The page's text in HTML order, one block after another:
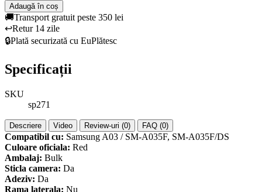
Adaugă în coș
🚚Transport gratuit peste 350 lei
↩️Retur 14 zile
🔒Plată securizată cu EuPlătesc
Specificații
SKU
sp271
Descriere Video Review-uri (0) FAQ (0)
Compatibil cu: Samsung A03 / SM-A035F, SM-A035F/DS
Culoare oficiala: Red
Ambalaj: Bulk
Sticla camera: Da
Adeziv: Da
Rama laterala: Nu